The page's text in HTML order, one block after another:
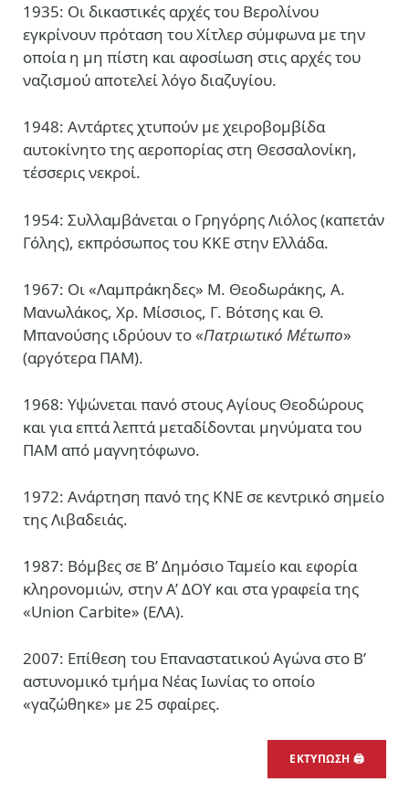
1935: Οι δικαστικές αρχές του Βερολίνου
εγκρίνουν πρόταση του Χίτλερ σύμφωνα με την
οποία η μη πίστη και αφοσίωση στις αρχές του
ναζισμού αποτελεί λόγο διαζυγίου.
1948: Αντάρτες χτυπούν με χειροβομβίδα
αυτοκίνητο της αεροπορίας στη Θεσσαλονίκη,
τέσσερις νεκροί.
1954: Συλλαμβάνεται ο Γρηγόρης Λιόλος (καπετάν
Γόλης), εκπρόσωπος του ΚΚΕ στην Ελλάδα.
1967: Οι «Λαμπράκηδες» Μ. Θεοδωράκης, Α.
Μανωλάκος, Χρ. Μίσσιος, Γ. Βότσης και Θ.
Μπανούσης ιδρύουν το «Πατριωτικό Μέτωπο»
(αργότερα ΠΑΜ).
1968: Υψώνεται πανό στους Αγίους Θεοδώρους
και για επτά λεπτά μεταδίδονται μηνύματα του
ΠΑΜ από μαγνητόφωνο.
1972: Ανάρτηση πανό της ΚΝΕ σε κεντρικό σημείο
της Λιβαδειάς.
1987: Βόμβες σε Β’ Δημόσιο Ταμείο και εφορία
κληρονομιών, στην Α’ ΔΟΥ και στα γραφεία της
«Union Carbite» (ΕΛΑ).
2007: Επίθεση του Επαναστατικού Αγώνα στο Β’
αστυνομικό τμήμα Νέας Ιωνίας το οποίο
«γαζώθηκε» με 25 σφαίρες.
ΕΚΤΥΠΩΣΗ 🖨